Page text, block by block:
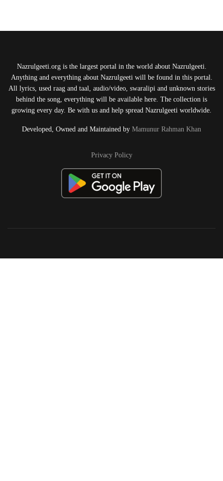
Nazrulgeeti.org is the largest portal in the world about Nazrulgeeti.
Anything and everything about Nazrulgeeti will be found in this portal.
All lyrics, used raag and taal, audio/video, swaralipi and unknown stories
behind the song, everything will be available here. The collection is
growing every day. Be with us and help spread Nazrulgeeti worldwide.
Developed, Owned and Maintained by Mamunur Rahman Khan
Privacy Policy